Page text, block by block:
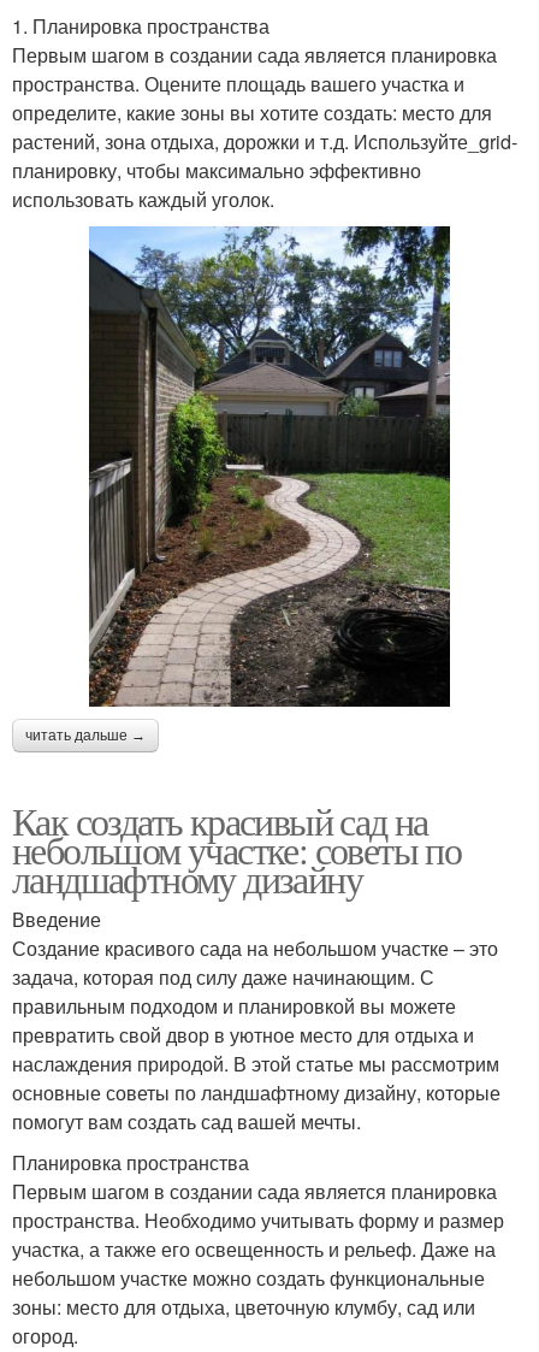
1. Планировка пространства
Первым шагом в создании сада является планировка
пространства. Оцените площадь вашего участка и
определите, какие зоны вы хотите создать: место для
растений, зона отдыха, дорожки и т.д. Используйте_grid-
планировку, чтобы максимально эффективно
использовать каждый уголок.
читать дальше →
Как создать красивый сад на
небольшом участке: советы по
ландшафтному дизайну
Введение
Создание красивого сада на небольшом участке – это
задача, которая под силу даже начинающим. С
правильным подходом и планировкой вы можете
превратить свой двор в уютное место для отдыха и
наслаждения природой. В этой статье мы рассмотрим
основные советы по ландшафтному дизайну, которые
помогут вам создать сад вашей мечты.
Планировка пространства
Первым шагом в создании сада является планировка
пространства. Необходимо учитывать форму и размер
участка, а также его освещенность и рельеф. Даже на
небольшом участке можно создать функциональные
зоны: место для отдыха, цветочную клумбу, сад или
огород.